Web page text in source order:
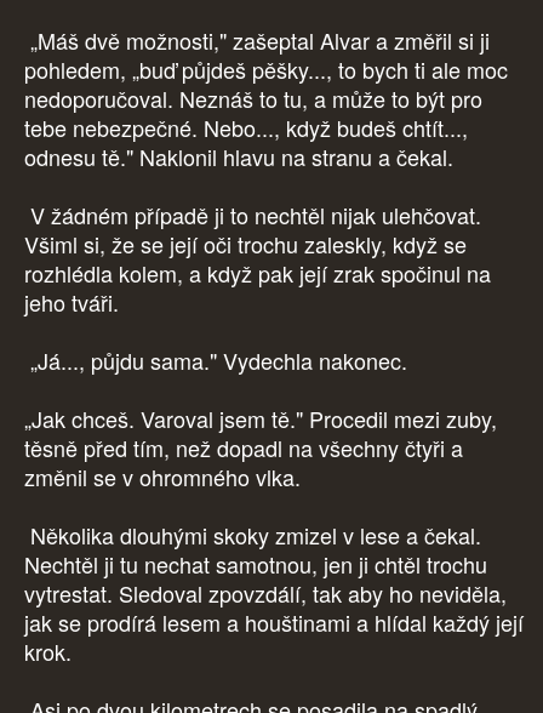
„Máš dvě možnosti," zašeptal Alvar a změřil si ji
pohledem, „buď půjdeš pěšky..., to bych ti ale moc
nedoporučoval. Neznáš to tu, a může to být pro
tebe nebezpečné. Nebo..., když budeš chtít...,
odnesu tě." Naklonil hlavu na stranu a čekal.
V žádném případě ji to nechtěl nijak ulehčovat.
Všiml si, že se její oči trochu zaleskly, když se
rozhlédla kolem, a když pak její zrak spočinul na
jeho tváři.
„Já..., půjdu sama." Vydechla nakonec.
„Jak chceš. Varoval jsem tě." Procedil mezi zuby,
těsně před tím, než dopadl na všechny čtyři a
změnil se v ohromného vlka.
Několika dlouhými skoky zmizel v lese a čekal.
Nechtěl ji tu nechat samotnou, jen ji chtěl trochu
vytrestat. Sledoval zpovzdálí, tak aby ho neviděla,
jak se prodírá lesem a houštinami a hlídal každý její
krok.